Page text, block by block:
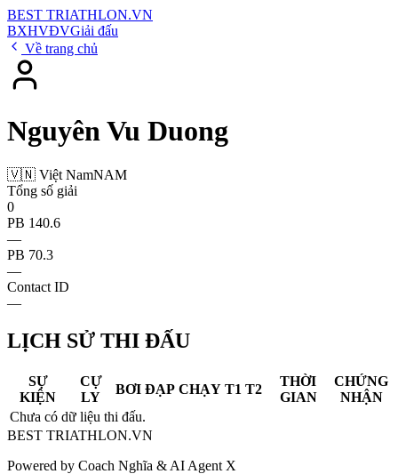
BEST TRIATHLON.VN
BXHVĐVGiải đấu
Về trang chủ
Nguyên Vu Duong
🇻🇳 Việt NamNAM
Tổng số giải
0
PB 140.6
—
PB 70.3
—
Contact ID
—
LỊCH SỬ THI ĐẤU
SỰ
KIỆN
CỰ
LY
BƠI ĐẠP CHẠY T1 T2
THỜI
GIAN
CHỨNG
NHẬN
Chưa có dữ liệu thi đấu.
BEST TRIATHLON.VN
Powered by Coach Nghĩa & AI Agent X